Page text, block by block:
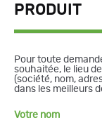
PRODUIT
Pour toute
souhaitée, le lieu
(société, nom,
dans les meilleurs
Votre nom